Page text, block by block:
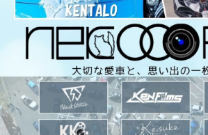
イベントレポート
ショート動画
新規会員登録